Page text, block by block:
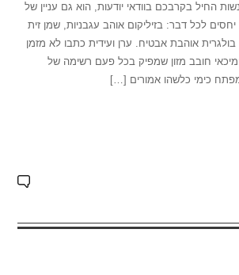
החיל בקרבכם בוודאי יודעות, הוא גם עניין של
לכל דבר: בזיליקום אוהב עגבניות, שמן זית
אוהבת אבטיח. ערן ועידית כתבו לא מזמן
חובב מזון שמפיק בכל פעם רשימה של
מפתח כימי כלשהו אמורים […]